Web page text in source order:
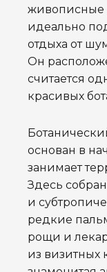
живописные
идеально
отдыха от
Он
считается
красивых
основан в
занимает
Здесь
и
редкие
рощи и
из визитных